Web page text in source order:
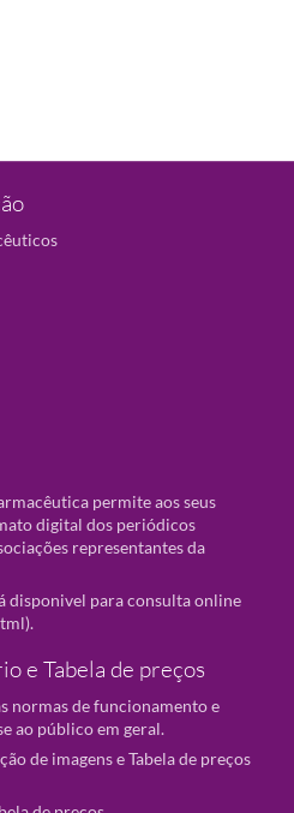
permite aos seus
digital dos periódicos
representantes da
disponivel para consulta online
).
e Tabela de preços
normas de funcionamento e
ao público em geral.
de imagens e Tabela de preços